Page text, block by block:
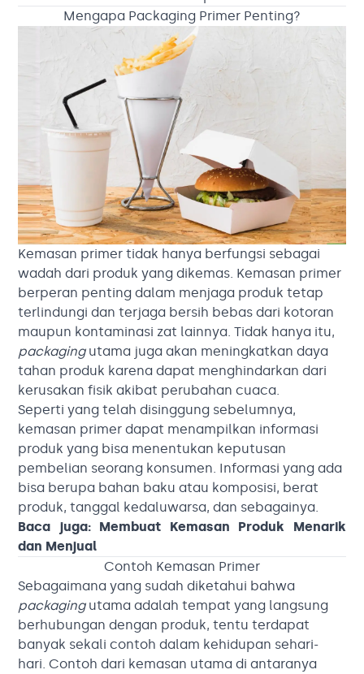
Mengapa Packaging Primer Penting?
Kemasan primer tidak hanya berfungsi sebagai
wadah dari produk yang dikemas. Kemasan primer
berperan penting dalam menjaga produk tetap
terlindungi dan terjaga bersih bebas dari kotoran
maupun kontaminasi zat lainnya. Tidak hanya itu,
packagingutama juga akan meningkatkan daya
tahan produk karena dapat menghindarkan dari
kerusakan fisik akibat perubahan cuaca.
Seperti yang telah disinggung sebelumnya,
kemasan primer dapat menampilkan informasi
produk yang bisa menentukan keputusan
pembelian seorang konsumen. Informasi yang ada
bisa berupa bahan baku atau komposisi, berat
produk, tanggal kedaluwarsa, dan sebagainya.
Baca juga: Membuat Kemasan Produk Menarik
dan Menjual
Contoh Kemasan Primer
Sebagaimana yang sudah diketahui bahwa
packagingutama adalah tempat yang langsung
berhubungan dengan produk, tentu terdapat
banyak sekali contoh dalam kehidupan sehari-
hari. Contoh dari kemasan utama di antaranya